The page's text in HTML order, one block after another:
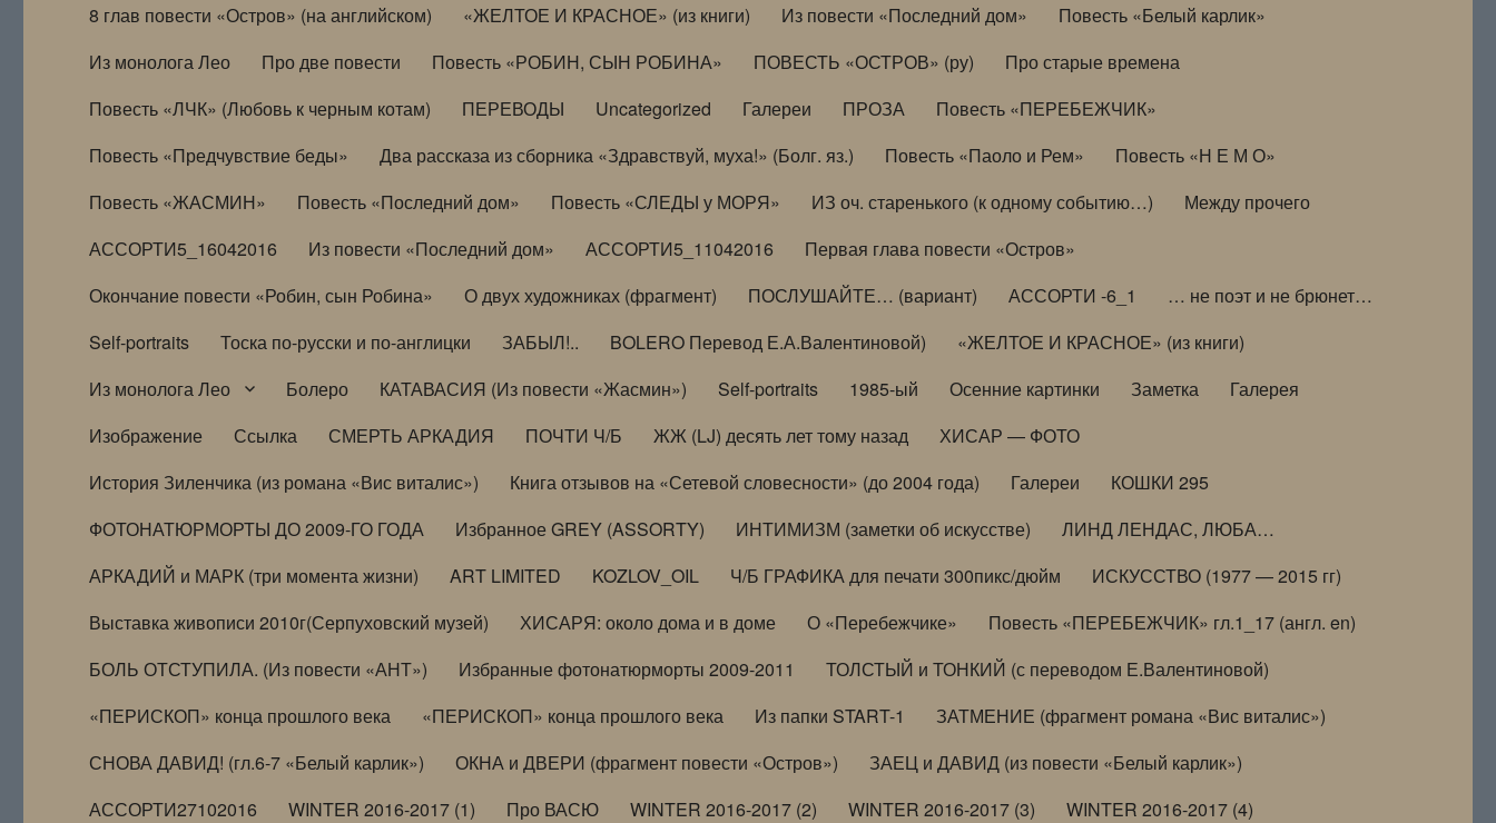
8 глав повести «Остров» (на английском)
«ЖЕЛТОЕ И КРАСНОЕ» (из книги) Из повести «Последний дом»
Повесть «Белый карлик»
Из монолога Лео
Про две повести Повесть «РОБИН, СЫН РОБИНА» ПОВЕСТЬ «ОСТРОВ» (ру)
Про старые времена
Повесть «ЛЧК» (Любовь к черным котам)
ПЕРЕВОДЫ Uncategorized Галереи ПРОЗА
Повесть «ПЕРЕБЕЖЧИК»
Повесть «Предчувствие беды»
Два рассказа из сборника «Здравствуй, муха!» (Болг. яз.) Повесть «Паоло и Рем»
Повесть «Н Е М О»
Повесть «ЖАСМИН»
Повесть «Последний дом» Повесть «СЛЕДЫ у МОРЯ» ИЗ оч. старенького (к одному событию…)
Между прочего
АССОРТИ5_16042016
Из повести «Последний дом» АССОРТИ5_11042016
Первая глава повести «Остров»
Окончание повести «Робин, сын Робина»
О двух художниках (фрагмент) ПОСЛУШАЙТЕ… (вариант) АССОРТИ -6_1
… не поэт и не брюнет…
Self-portraits
Тоска по-русски и по-англицки ЗАБЫЛ!.. BOLERO Перевод Е.А.Валентиновой)
«ЖЕЛТОЕ И КРАСНОЕ» (из книги)
Из монолога Лео
Болеро КАТАВАСИЯ (Из повести «Жасмин») Self-portraits 1985-ый Осенние картинки Заметка
Галерея
Изображение
Ссылка СМЕРТЬ АРКАДИЯ ПОЧТИ Ч/Б ЖЖ (LJ) десять лет тому назад
ХИСАР — ФОТО
История Зиленчика (из романа «Вис виталис»)
Книга отзывов на «Сетевой словесности» (до 2004 года) Галереи
КОШКИ 295
ФОТОНАТЮРМОРТЫ ДО 2009-ГО ГОДА
Избранное GREY (ASSORTY) ИНТИМИЗМ (заметки об искусстве)
ЛИНД ЛЕНДАС, ЛЮБА…
АРКАДИЙ и МАРК (три момента жизни)
ART LIMITED KOZLOV_OIL Ч/Б ГРАФИКА для печати 300пикс/дюйм
ИСКУССТВО (1977 — 2015 гг)
Выставка живописи 2010г(Серпуховский музей)
ХИСАРЯ: около дома и в доме О «Перебежчике»
Повесть «ПЕРЕБЕЖЧИК» гл.1_17 (англ. en)
БОЛЬ ОТСТУПИЛА. (Из повести «АНТ»)
Избранные фотонатюрморты 2009-2011
ТОЛСТЫЙ и ТОНКИЙ (с переводом Е.Валентиновой)
«ПЕРИСКОП» конца прошлого века
«ПЕРИСКОП» конца прошлого века Из папки START-1
ЗАТМЕНИЕ (фрагмент романа «Вис виталис»)
СНОВА ДАВИД! (гл.6-7 «Белый карлик»)
ОКНА и ДВЕРИ (фрагмент повести «Остров»)
ЗАЕЦ и ДАВИД (из повести «Белый карлик»)
АССОРТИ27102016
WINTER 2016-2017 (1) Про ВАСЮ WINTER 2016-2017 (2) WINTER 2016-2017 (3)
WINTER 2016-2017 (4)